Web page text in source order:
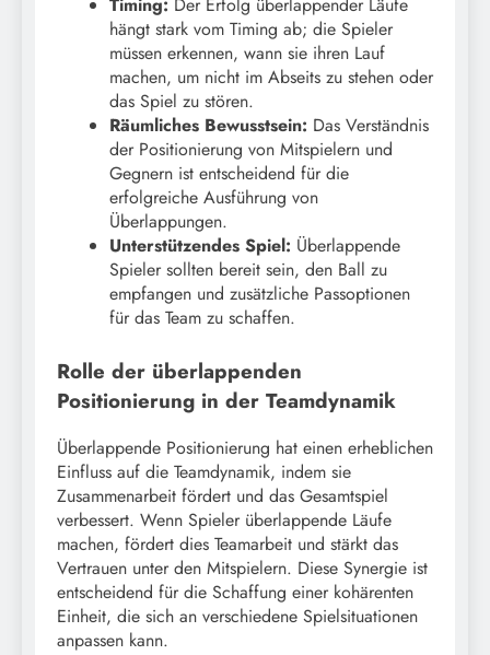
Timing: Der Erfolg überlappender Läufe
hängt stark vom Timing ab; die Spieler
müssen erkennen, wann sie ihren Lauf
machen, um nicht im Abseits zu stehen oder
das Spiel zu stören.
Räumliches Bewusstsein: Das Verständnis
der Positionierung von Mitspielern und
Gegnern ist entscheidend für die
erfolgreiche Ausführung von
Überlappungen.
Unterstützendes Spiel: Überlappende
Spieler sollten bereit sein, den Ball zu
empfangen und zusätzliche Passoptionen
für das Team zu schaffen.
Rolle der überlappenden
Positionierung in der Teamdynamik
Überlappende Positionierung hat einen erheblichen
Einfluss auf die Teamdynamik, indem sie
Zusammenarbeit fördert und das Gesamtspiel
verbessert. Wenn Spieler überlappende Läufe
machen, fördert dies Teamarbeit und stärkt das
Vertrauen unter den Mitspielern. Diese Synergie ist
entscheidend für die Schaffung einer kohärenten
Einheit, die sich an verschiedene Spielsituationen
anpassen kann.